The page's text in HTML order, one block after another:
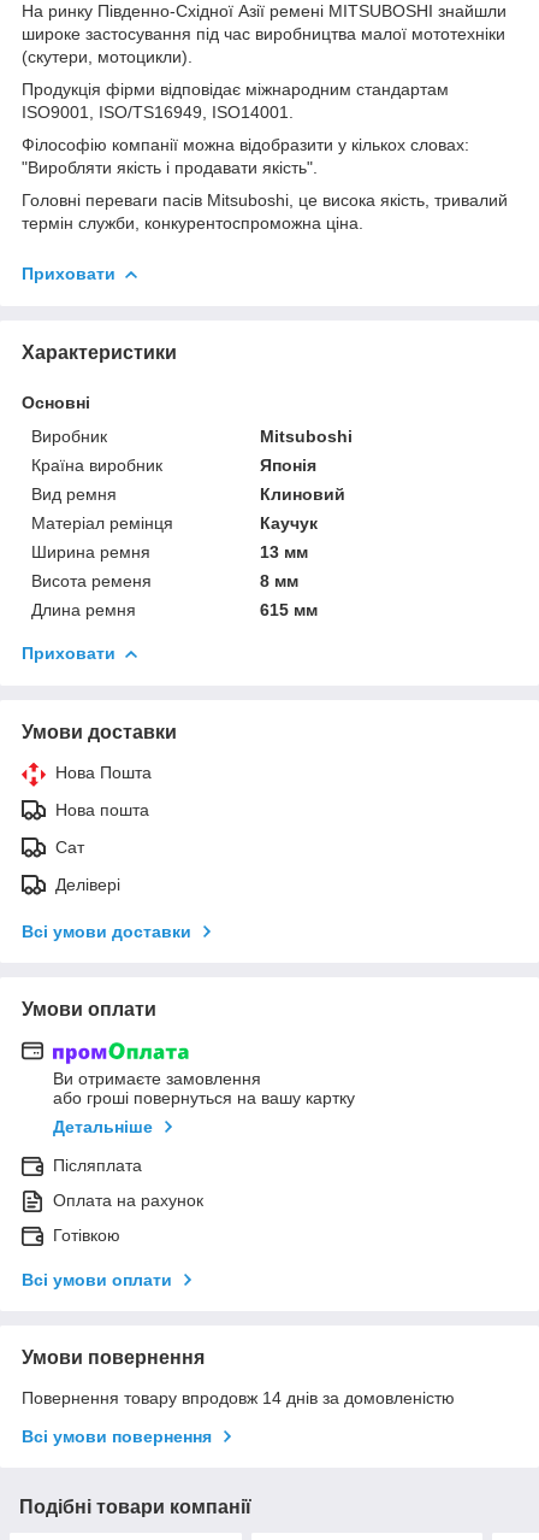
На ринку Південно-Східної Азії ремені MITSUBOSHI знайшли
широке застосування під час виробництва малої мототехніки
(скутери, мотоцикли).
Продукція фірми відповідає міжнародним стандартам
ISO9001, ISO/TS16949, ISO14001.
Філософію компанії можна відобразити у кількох словах:
"Виробляти якість і продавати якість".
Головні переваги пасів Mitsuboshi, це висока якість, тривалий
термін служби, конкурентоспроможна ціна.
Приховати
Характеристики
Основні
Виробник
Mitsuboshi
Країна виробник
Японія
Вид ремня
Клиновий
Матеріал ремінця
Каучук
Ширина ремня
13 мм
Висота ременя
8 мм
Длина ремня
615 мм
Приховати
Умови доставки
Нова Пошта
Нова пошта
Сат
Делівері
Всі умови доставки
Умови оплати
Ви отримаєте замовлення
або гроші повернуться на вашу картку
Детальніше
Післяплата
Оплата на рахунок
Готівкою
Всі умови оплати
Умови повернення
Повернення товару впродовж 14 днів за домовленістю
Всі умови повернення
Подібні товари компанії